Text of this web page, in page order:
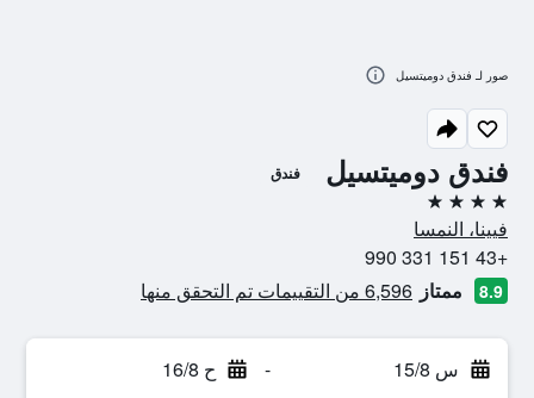
فندق دوميتسيل فندق
4 نجوم
فيينا، النمسا
+43 151 331 990
8.9 ممتاز 6,596 من التقييمات تم التحقق منها
س 15/8 - ح 16/8
صور لـ فندق دوميتسيل